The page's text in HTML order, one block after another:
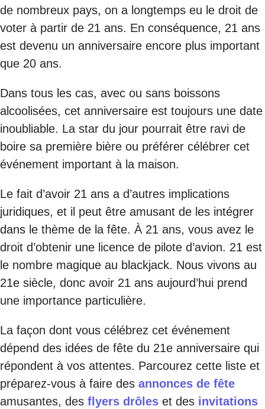
de nombreux pays, on a longtemps eu le droit de
voter à partir de 21 ans. En conséquence, 21 ans
est devenu un anniversaire encore plus important
que 20 ans.
Dans tous les cas, avec ou sans boissons
alcoolisées, cet anniversaire est toujours une date
inoubliable. La star du jour pourrait être ravi de
boire sa première bière ou préférer célébrer cet
événement important à la maison.
Le fait d’avoir 21 ans a d’autres implications
juridiques, et il peut être amusant de les intégrer
dans le thème de la fête. À 21 ans, vous avez le
droit d’obtenir une licence de pilote d’avion. 21 est
le nombre magique au blackjack. Nous vivons au
21e siècle, donc avoir 21 ans aujourd’hui prend
une importance particulière.
La façon dont vous célébrez cet événement
dépend des idées de fête du 21e anniversaire qui
répondent à vos attentes. Parcourez cette liste et
préparez-vous à faire des annonces de fête
amusantes, des flyers drôles et des invitations